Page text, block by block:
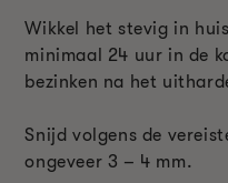
Wikkel het stevig in
minimaal 24 uur in de
bezinken na het
Snijd volgens de
ongeveer 3 – 4 mm.